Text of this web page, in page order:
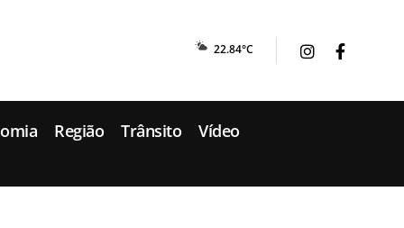
22.84°C
Região Trânsito Vídeo